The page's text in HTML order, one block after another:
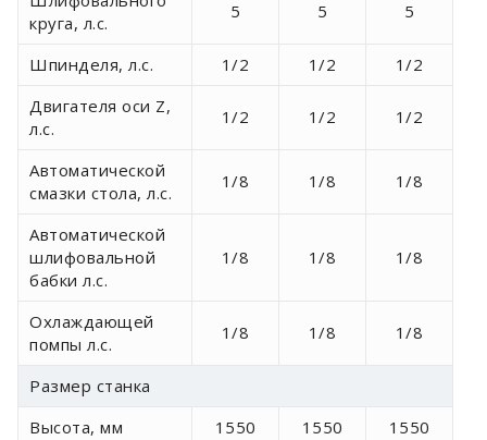
круга, л.с.
5 5 5
Шпинделя, л.с. 1/2 1/2
1/2
Двигателя оси Z,
л.с.
1/2 1/2 1/2
Автоматической
смазки стола, л.с.
1/8 1/8 1/8
Автоматической
шлифовальной
бабки л.с.
1/8 1/8 1/8
Охлаждающей
помпы л.с.
1/8 1/8 1/8
Размер станка
Высота, мм
1550 1550
1550